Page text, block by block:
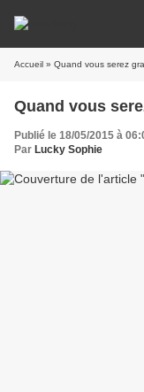
Accueil » Quand vous serez
Quand vous
Publié le 18/05/2015 à
Par Lucky Sophie